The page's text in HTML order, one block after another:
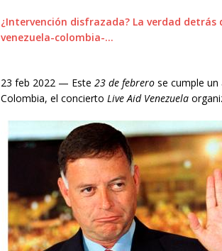
¿Intervención disfrazada? La verdad detrás
venezuela-colombia-…
23 feb 2022 — Este 23 de febrero se cumple
Colombia, el concierto Live Aid Venezuela